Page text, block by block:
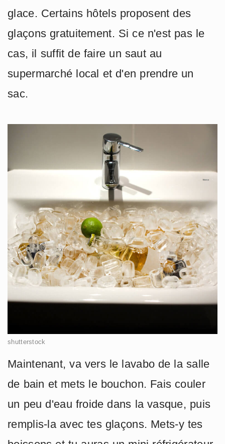
glace. Certains hôtels proposent des
glaçons gratuitement. Si ce n'est pas le
cas, il suffit de faire un saut au
supermarché local et d'en prendre un
sac.
shutterstock
Maintenant, va vers le lavabo de la salle
de bain et mets le bouchon. Fais couler
un peu d'eau froide dans la vasque, puis
remplis-la avec tes glaçons. Mets-y tes